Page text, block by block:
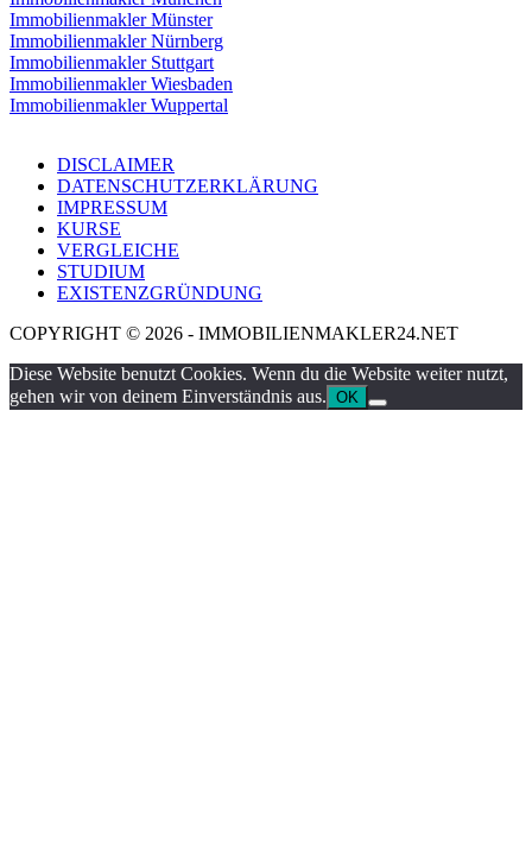
Immobilienmakler Münster
Immobilienmakler Nürnberg
Immobilienmakler Stuttgart
Immobilienmakler Wiesbaden
Immobilienmakler Wuppertal
DISCLAIMER
DATENSCHUTZERKLÄRUNG
IMPRESSUM
KURSE
VERGLEICHE
STUDIUM
EXISTENZGRÜNDUNG
COPYRIGHT © 2026 - IMMOBILIENMAKLER24.NET
Diese Website benutzt Cookies. Wenn du die Website weiter nutzt,
gehen wir von deinem Einverständnis aus. OK